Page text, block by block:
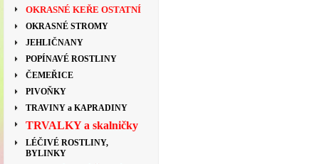
OKRASNÉ KEŘE OSTATNÍ
OKRASNÉ STROMY
JEHLIČNANY
POPÍNAVÉ ROSTLINY
ČEMEŘICE
PIVOŇKY
TRAVINY a KAPRADINY
TRVALKY a skalničky
LÉČIVÉ ROSTLINY,
BYLINKY